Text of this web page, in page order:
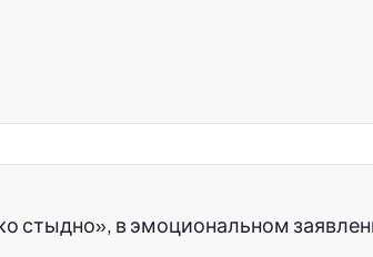
стыдно», в эмоциональном